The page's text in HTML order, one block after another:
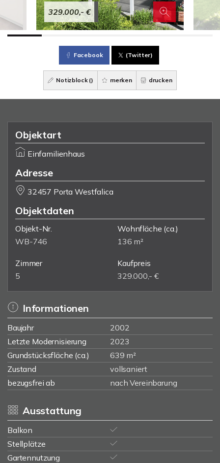
329.000,- €
Facebook (Twitter)
Notizblock () merken drucken
Objektart
Einfamilienhaus
Adresse
32457 Porta Westfalica
Objektdaten
Objekt-Nr.
WB-746
Wohnfläche (ca.)
136 m²
Zimmer
5
Kaufpreis
329.000,- €
Informationen
Baujahr
2002
Letzte Modernisierung
2023
Grundstücksfläche (ca.)
639 m²
Zustand
vollsaniert
bezugsfrei ab
nach Vereinbarung
Ausstattung
Balkon
Stellplätze
Gartennutzung